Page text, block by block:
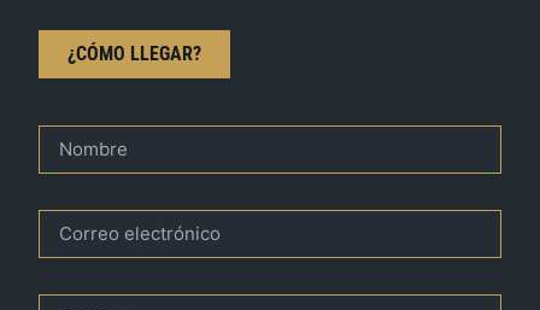
¿CÓMO LLEGAR?